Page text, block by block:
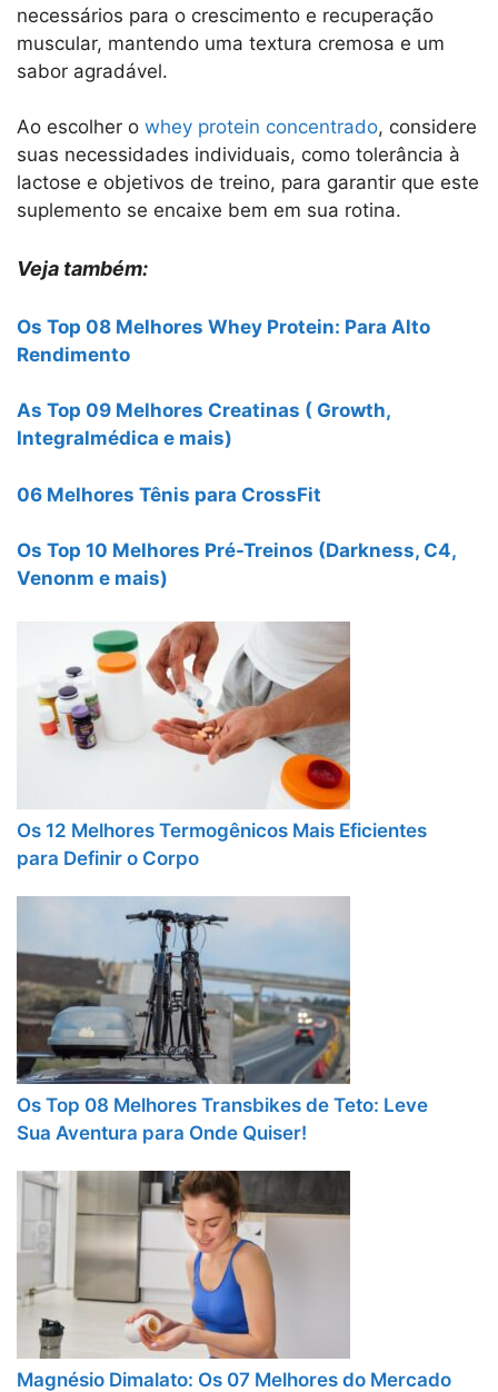
necessários para o crescimento e recuperação
muscular, mantendo uma textura cremosa e um
sabor agradável.
Ao escolher o whey protein concentrado, considere
suas necessidades individuais, como tolerância à
lactose e objetivos de treino, para garantir que este
suplemento se encaixe bem em sua rotina.
Veja também:
Os Top 08 Melhores Whey Protein: Para Alto
Rendimento
As Top 09 Melhores Creatinas ( Growth,
Integralmédica e mais)
06 Melhores Tênis para CrossFit
Os Top 10 Melhores Pré-Treinos (Darkness, C4,
Venonm e mais)
Os 12 Melhores Termogênicos Mais Eficientes
para Definir o Corpo
Os Top 08 Melhores Transbikes de Teto: Leve
Sua Aventura para Onde Quiser!
Magnésio Dimalato: Os 07 Melhores do Mercado